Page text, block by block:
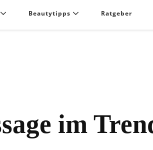
Beautytipps Ratgeber
im